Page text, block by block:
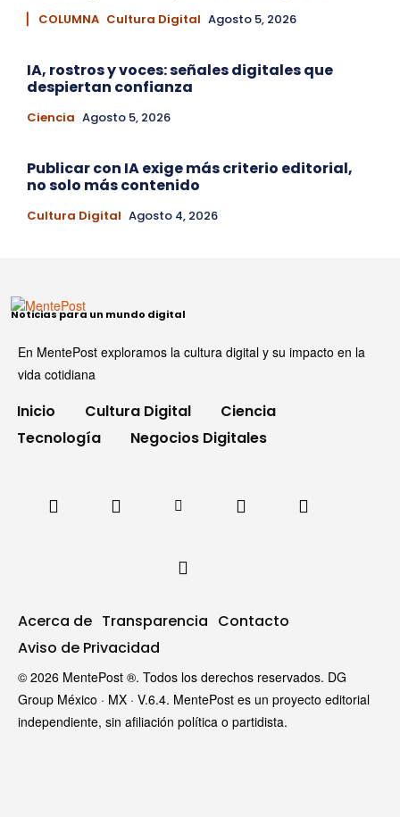
▏ COLUMNA Cultura Digital Agosto 5, 2026
IA, rostros y voces: señales digitales que
despiertan confianza
Ciencia Agosto 5, 2026
Publicar con IA exige más criterio editorial,
no solo más contenido
Cultura Digital Agosto 4, 2026
Noticias para un mundo digital
En MentePost exploramos la cultura digital y su impacto en la
vida cotidiana
Inicio Cultura Digital
Ciencia
Tecnología
Negocios Digitales
Acerca de Transparencia Contacto
Aviso de Privacidad
© 2026 MentePost ®. Todos los derechos reservados. DG
Group México · MX · V.6.4. MentePost es un proyecto editorial
independiente, sin afiliación política o partidista.